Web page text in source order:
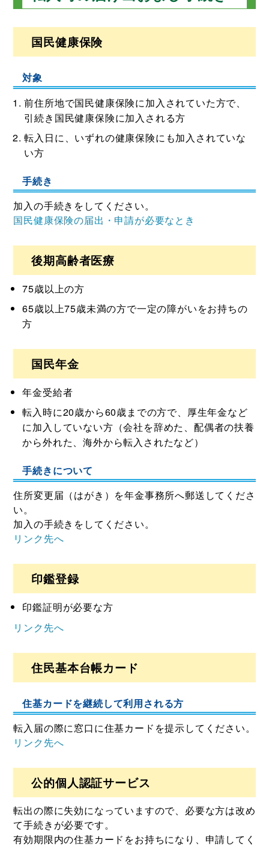
国民健康保険
対象
前住所地で国民健康保険に加入されていた方で、
引続き国民健康保険に加入される方
転入日に、いずれの健康保険にも加入されていな
い方
手続き
加入の手続きをしてください。
国民健康保険の届出・申請が必要なとき
後期高齢者医療
75歳以上の方
65歳以上75歳未満の方で一定の障がいをお持ちの
方
国民年金
年金受給者
転入時に20歳から60歳までの方で、厚生年金など
に加入していない方（会社を辞めた、配偶者の扶養
から外れた、海外から転入されたなど）
手続きについて
住所変更届（はがき）を年金事務所へ郵送してくださ
い。
加入の手続きをしてください。
リンク先へ
印鑑登録
印鑑証明が必要な方
リンク先へ
住民基本台帳カード
住基カードを継続して利用される方
転入届の際に窓口に住基カードを提示してください。
リンク先へ
公的個人認証サービス
転出の際に失効になっていますので、必要な方は改め
て手続きが必要です。
有効期限内の住基カードをお持ちになり、申請してく